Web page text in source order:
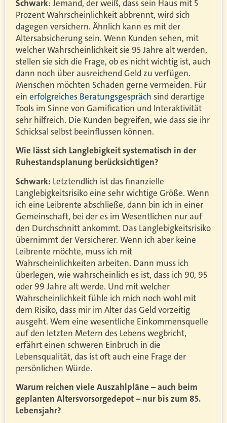
Schwark: Jemand, der weiß, dass sein Haus mit 5
Prozent Wahrscheinlichkeit abbrennt, wird sich
dagegen versichern. Ähnlich kann es mit der
Altersabsicherung sein. Wenn Kunden sehen, mit
welcher Wahrscheinlichkeit sie 95 Jahre alt werden,
stellen sie sich die Frage, ob es nicht wichtig ist, auch
dann noch über ausreichend Geld zu verfügen.
Menschen möchten Schaden gerne vermeiden. Für
ein erfolgreiches Beratungsgespräch sind derartige
Tools im Sinne von Gamification und Interaktivität
sehr hilfreich. Die Kunden begreifen, wie dass sie ihr
Schicksal selbst beeinflussen können.
Wie lässt sich Langlebigkeit systematisch in der
Ruhestandsplanung berücksichtigen?
Schwark: Letztendlich ist das finanzielle
Langlebigkeitsrisiko eine sehr wichtige Größe. Wenn
ich eine Leibrente abschließe, dann bin ich in einer
Gemeinschaft, bei der es im Wesentlichen nur auf
den Durchschnitt ankommt. Das Langlebigkeitsrisiko
übernimmt der Versicherer. Wenn ich aber keine
Leibrente möchte, muss ich mit
Wahrscheinlichkeiten arbeiten. Dann muss ich
überlegen, wie wahrscheinlich es ist, dass ich 90, 95
oder 99 Jahre alt werde. Und mit welcher
Wahrscheinlichkeit fühle ich mich noch wohl mit
dem Risiko, dass mir im Alter das Geld vorzeitig
ausgeht. Wem eine wesentliche Einkommensquelle
auf den letzten Metern des Lebens wegbricht,
erfährt einen schweren Einbruch in die
Lebensqualität, das ist oft auch eine Frage der
persönlichen Würde.
Warum reichen viele Auszahlpläne – auch beim
geplanten Altersvorsorgedepot–nur bis zum 85.
Lebensjahr?